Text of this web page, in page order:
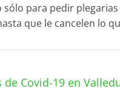
para pedir
que le cancelen lo
Covid-19 en